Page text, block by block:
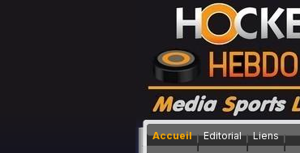
Accueil Editorial Liens